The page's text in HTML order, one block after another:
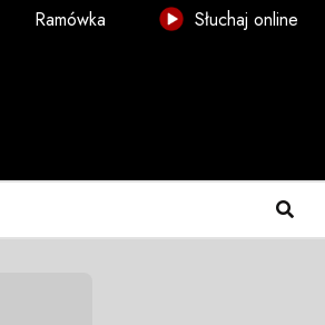
Ramówka Słuchaj online